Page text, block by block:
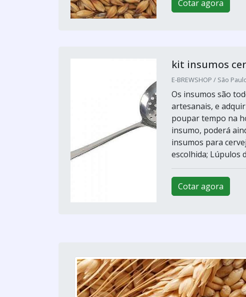
Cotar agora
kit insumos
E-BREWSHOP / São
Os insumos são
artesanais, e
poupar tempo na
insumo, poderá
insumos para
escolhida; Lúpulos
Cotar agora